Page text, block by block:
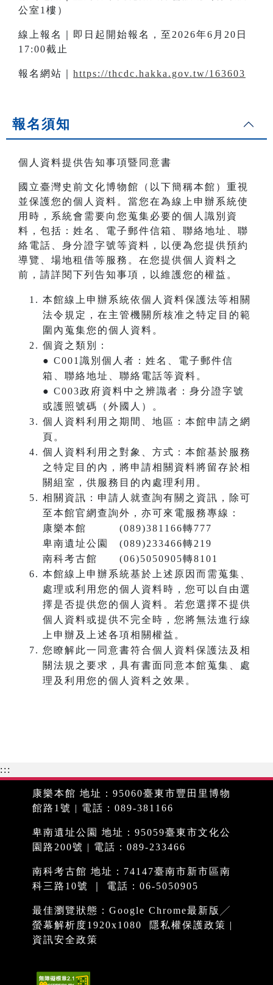
公室1樓）
線上報名｜即日起開始報名，至2026年6月20日
17:00截止
報名網站｜ https://thcdc.hakka.gov.tw/163603
報名須知
個人資料提供告知事項暨同意書
國立臺灣史前文化博物館（以下簡稱本館）重視
並保護您的個人資料。當您在為線上申辦系統使
用時，系統會需要向您蒐集必要的個人識別資
料，包括：姓名、電子郵件信箱、聯絡地址、聯
絡電話、身分證字號等資料，以便為您提供預約
導覽、場地租借等服務。在您提供個人資料之
前，請詳閱下列告知事項，以維護您的權益。
本館線上申辦系統依個人資料保護法等相關
法令規定，在主管機關所核准之特定目的範
圍內蒐集您的個人資料。
個資之類別：
● C001識別個人者：姓名、電子郵件信
箱、聯絡地址、聯絡電話等資料。
● C003政府資料中之辨識者：身分證字號
或護照號碼（外國人）。
個人資料利用之期間、地區：本館申請之網
頁。
個人資料利用之對象、方式：本館基於服務
之特定目的內，將申請相關資料將留存於相
關組室，供服務目的內處理利用。
相關資訊：申請人就查詢有關之資訊，除可
至本館官網查詢外，亦可來電服務專線：
康樂本館 (089)381166轉777
卑南遺址公園 (089)233466轉219
南科考古館 (06)5050905轉8101
本館線上申辦系統基於上述原因而需蒐集、
處理或利用您的個人資料時，您可以自由選
擇是否提供您的個人資料。若您選擇不提供
個人資料或提供不完全時，您將無法進行線
上申辦及上述各項相關權益。
您瞭解此一同意書符合個人資料保護法及相
關法規之要求，具有書面同意本館蒐集、處
理及利用您的個人資料之效果。
:::
康樂本館 地址：95060臺東市豐田里博物
館路1號 | 電話：089-381166
卑南遺址公園 地址：95059臺東市文化公
園路200號 | 電話：089-233466
南科考古館 地址：74147臺南市新市區南
科三路10號 ｜ 電話：06-5050905
最佳瀏覽狀態：Google Chrome最新版╱
螢幕解析度1920x1080
隱私權保護政策 |
資訊安全政策